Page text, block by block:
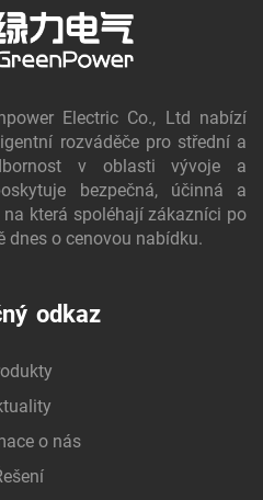
Electric Co., Ltd nabízí
rozváděče pro střední a
v oblasti vývoje a
bezpečná, účinná a
která spoléhají zákazníci po
dnes o cenovou nabídku.
odkaz
o nás